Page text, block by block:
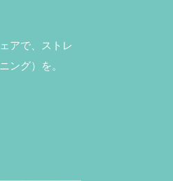
アで、ストレ
ング）を。